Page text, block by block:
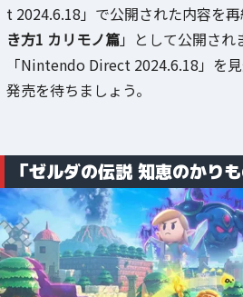
t 2024.6.18」で公開された内容を
き方1 カリモノ篇」として公開され
「Nintendo Direct 2024.6.18」を見
発売を待ちましょう。
「ゼルダの伝説 知恵のかり